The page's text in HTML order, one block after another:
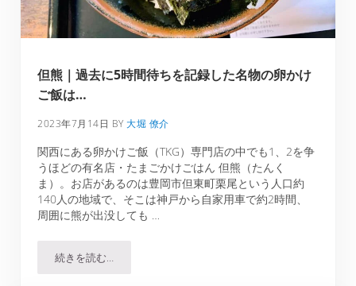
但熊｜過去に5時間待ちを記録した名物の卵かけ
ご飯は…
2023年7月14日 BY大堀 僚介
関西にある卵かけご飯（TKG）専門店の中でも1、2を争
うほどの有名店・たまごかけごはん 但熊（たんく
ま）。お店があるのは豊岡市但東町栗尾という人口約
140人の地域で、そこは神戸から自家用車で約2時間、
周囲に熊が出没しても …
続きを読む…但熊｜過去に5時間待ちを記録した名物の卵かけご飯は…